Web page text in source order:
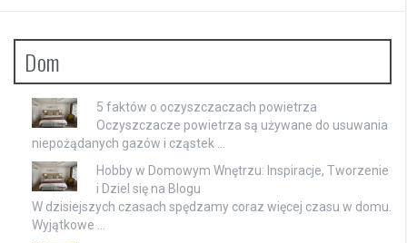
Dom
5 faktów o oczyszczaczach powietrza
Oczyszczacze powietrza są używane do usuwania
niepożądanych gazów i cząstek …
Hobby w Domowym Wnętrzu: Inspiracje, Tworzenie
i Dziel się na Blogu
W dzisiejszych czasach spędzamy coraz więcej czasu w domu.
Wyjątkowe …